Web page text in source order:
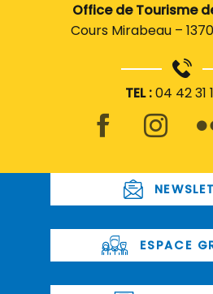
Office de Tourisme
Cours Mirabeau –
TEL :04 42 31
ESPACE